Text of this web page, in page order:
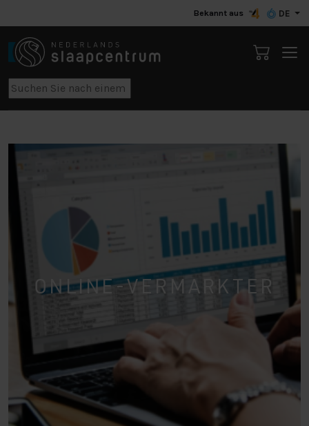
Bekannt aus DE
ONLINE-VERMARKTER